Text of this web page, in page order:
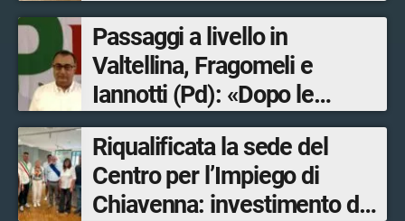
Passaggi a livello in
Valtellina, Fragomeli e
Iannotti (Pd): «Dopo le
Olimpiadi solo un terzo delle
opere sostitutive sarà
ultimato entro il 2026»
Riqualificata la sede del
Centro per l’Impiego di
Chiavenna: investimento da